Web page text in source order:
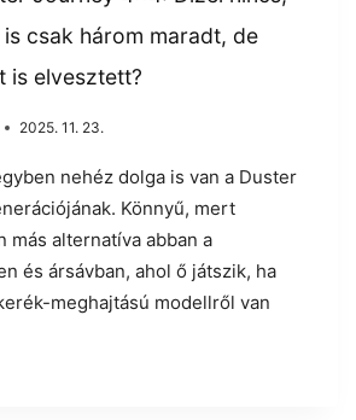
csak három maradt, de
is elvesztett?
2025. 11. 23.
nehéz dolga is van a Duster
Könnyű, mert
más alternatíva abban a
és ársávban, ahol ő játszik, ha
meghajtású modellről van